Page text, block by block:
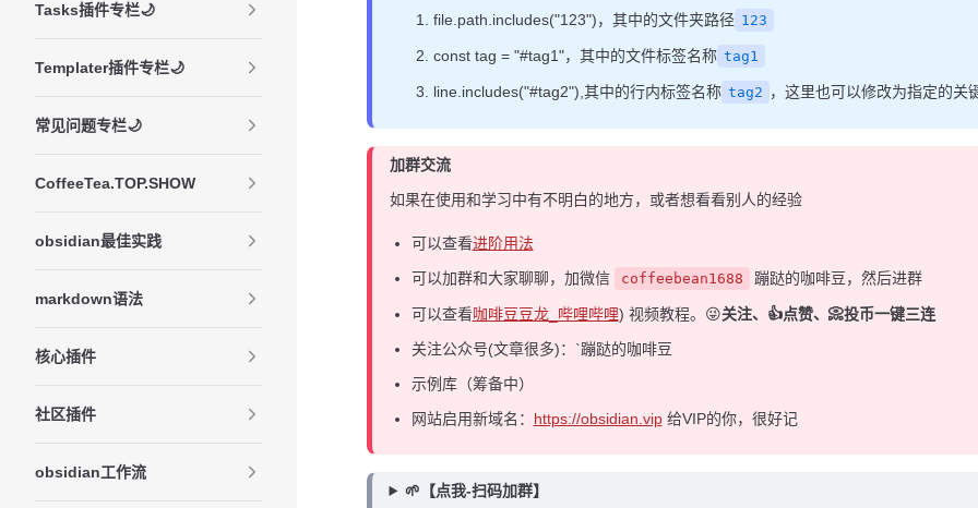
Tasks插件专栏🌙
Templater插件专栏🌙
常见问题专栏🌙
CoffeeTea.TOP.SHOW
obsidian最佳实践
markdown语法
核心插件
社区插件
obsidian工作流
file.path.includes("123")，其中的文件夹路径 123
const tag = "#tag1"，其中的文件标签名称 tag1
line.includes("#tag2"),其中的行内标签名称 tag2 ，这里也可以修改为指定的关
加群交流
如果在使用和学习中有不明白的地方，或者想看看别人的经验
可以查看进阶用法
可以加群和大家聊聊，加微信
coffeebean1688 蹦跶的咖啡豆，然后进群
可以查看咖啡豆豆龙_哔哩哔哩) 视频教程。😜关注、👍点赞、📀投币一键三连
关注公众号(文章很多)：`蹦跶的咖啡豆
示例库（筹备中）
网站启用新域名： https://obsidian.vip给VIP的你，很好记
🌱【点我-扫码加群】